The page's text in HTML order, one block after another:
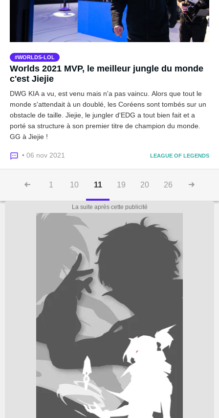
WORLDS-LOL
Worlds 2021 MVP, le meilleur jungle du monde
c'est Jiejie
DWG KIA a vu, est venu mais n'a pas vaincu. Alors que tout le
monde s'attendait à un doublé, les Coréens sont tombés sur un
obstacle de taille. Jiejie, le jungler d'EDG a tout bien fait et a
porté sa structure à son premier titre de champion du monde.
GG à Jiejie !
• 06 nov 2021 LEAGUE OF LEGENDS
1 10 11 19 20 26